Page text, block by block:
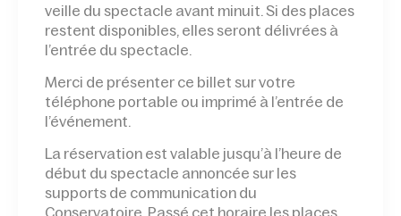
veille du spectacle avant minuit. Si des places
restent disponibles, elles seront délivrées à
l’entrée du spectacle.
Merci de présenter ce billet sur votre
téléphone portable ou imprimé à l’entrée de
l’événement.
La réservation est valable jusqu’à l’heure de
début du spectacle annoncée sur les
supports de communication du
Conservatoire. Passé cet horaire les places